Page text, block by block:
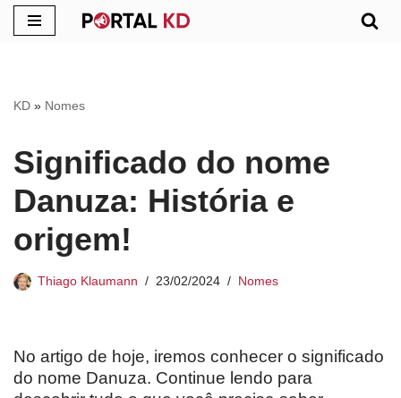
conteúdo
KD » Nomes
Significado do nome
Danuza: História e
origem!
Thiago Klaumann 23/02/2024 Nomes
No artigo de hoje, iremos conhecer o significado
do nome Danuza. Continue lendo para